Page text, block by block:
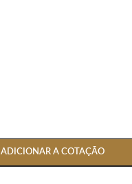
ADICIONAR A COTAÇÃO